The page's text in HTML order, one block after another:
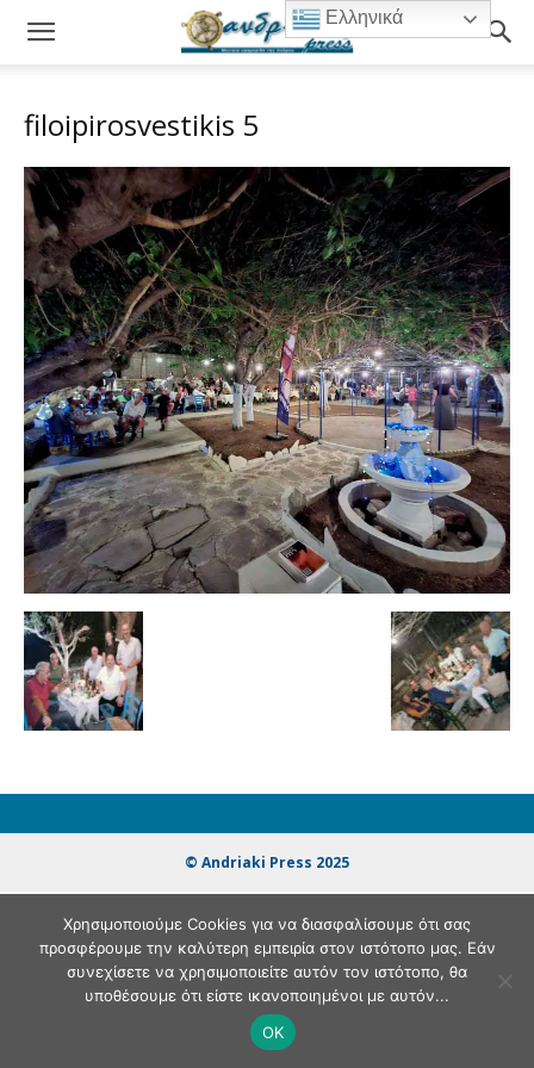
filoipirosvestikis 5
© Andriaki Press 2025
Ελληνικά
Χρησιμοποιούμε Cookies για να διασφαλίσουμε ότι σας
προσφέρουμε την καλύτερη εμπειρία στον ιστότοπο μας. Εάν
συνεχίσετε να χρησιμοποιείτε αυτόν τον ιστότοπο, θα
υποθέσουμε ότι είστε ικανοποιημένοι με αυτόν...
OK